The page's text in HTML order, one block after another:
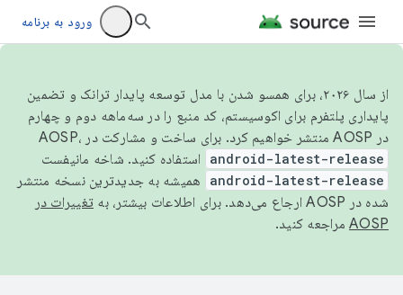
ورود به برنامه
از سال ۲۰۲۶، برای همسو شدن با مدل توسعه پایدار ترانک و تضمین
پایداری پلتفرم برای اکوسیستم، کد منبع را در سه‌ماهه دوم و چهارم
در AOSP منتشر خواهیم کرد. برای ساخت و مشارکت در AOSP،
android-latest-release استفاده کنید. شاخه مانیفست
android-latest-release
همیشه به جدیدترین نسخه منتشر
شده در AOSP ارجاع می‌دهد. برای اطلاعات بیشتر، به
تغییرات در
AOSP مراجعه کنید.